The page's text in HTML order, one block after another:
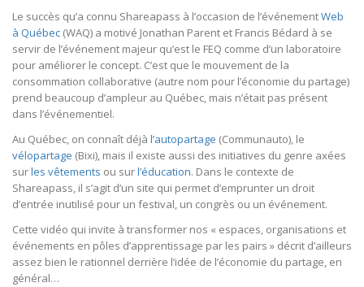
Le succès qu’a connu Shareapass à l’occasion de l’événementWeb
à Québec (WAQ) a motivé Jonathan Parent et Francis Bédard à se
servir de l’événement majeur qu’est le FEQ comme d’un laboratoire
pour améliorer le concept. C’est que le mouvement de la
consommation collaborative (autre nom pour l’économie du partage)
prend beaucoup d’ampleur au Québec, mais n’était pas présent
dans l’événementiel.
Au Québec, on connaît déjà l’autopartage (Communauto), le
vélopartage (Bixi), mais il existe aussi des initiatives du genre axées
surles vêtements ou surl’éducation. Dans le contexte de
Shareapass, il s’agit d’un site qui permet d’emprunter un droit
d’entrée inutilisé pour un festival, un congrès ou un événement.
Cette vidéo qui invite à transformer nos « espaces, organisations et
événements en pôles d’apprentissage par les pairs » décrit d’ailleurs
assez bien le rationnel derrière l’idée de l’économie du partage, en
général…